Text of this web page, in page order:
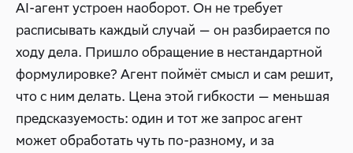
AI-агент устроен наоборот. Он не требует
расписывать каждый случай — он разбирается по
ходу дела. Пришло обращение в нестандартной
формулировке? Агент поймёт смысл и сам решит,
что с ним делать. Цена этой гибкости — меньшая
предсказуемость: один и тот же запрос агент
может обработать чуть по-разному, и за